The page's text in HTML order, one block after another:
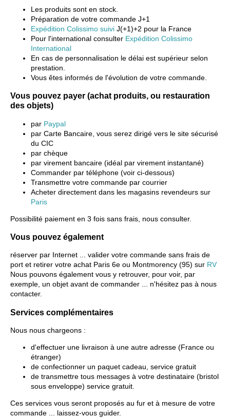
Les produits sont en stock.
Préparation de votre commande J+1
Expédition Colissimo suivi J(+1)+2 pour la France
Pour l'international consulter Expédition Colissimo
International
En cas de personnalisation le délai est supérieur selon
prestation.
Vous êtes informés de l'évolution de votre commande.
Vous pouvez payer (achat produits, ou restauration
des objets)
par Paypal
par Carte Bancaire, vous serez dirigé vers le site sécurisé
du CIC
par chèque
par virement bancaire (idéal par virement instantané)
Commander par téléphone (voir ci-dessous)
Transmettre votre commande par courrier
Acheter directement dans les magasins revendeurs sur
Paris
Possibilité paiement en 3 fois sans frais, nous consulter.
Vous pouvez également
réserver par Internet ... valider votre commande sans frais de
port et retirer votre achat Paris 6e ou Montmorency (95) sur RV
Nous pouvons également vous y retrouver, pour voir, par
exemple, un objet avant de commander ... n'hésitez pas à nous
contacter.
Services complémentaires
Nous nous chargeons :
d'effectuer une livraison à une autre adresse (France ou
étranger)
de confectionner un paquet cadeau, service gratuit
de transmettre tous messages à votre destinataire (bristol
sous enveloppe) service gratuit.
Ces services vous seront proposés au fur et à mesure de votre
commande ... laissez-vous guider.